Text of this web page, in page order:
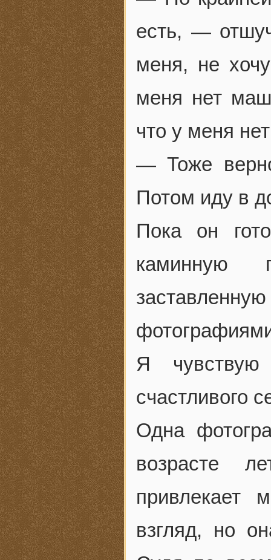
есть, —
меня, не
меня нет
что у меня
— Тоже
Потом иду в
Пока он
каминную
Я
счастливого
Одна
возрасте
привлекает
взгляд, но